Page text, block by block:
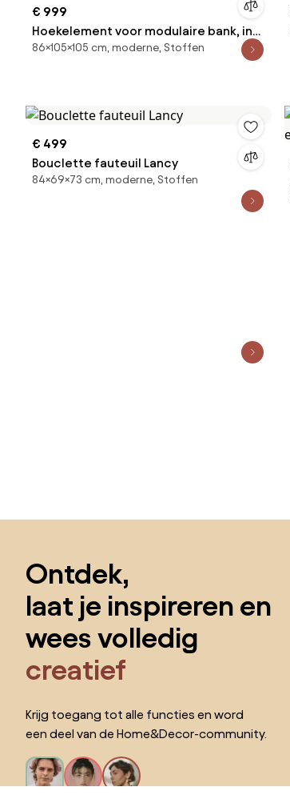
€ 999
Hoekelement voor modulaire bank, in
structuurfluweel, Malo
86×105×105 cm, moderne, Stoffen
€ 499
Bouclette fauteuil Lancy
84×69×73 cm, moderne, Stoffen
Ontdek,
laat je inspireren en
wees volledig
creatief
Krijg toegang tot alle functies en word
een deel van de Home&Decor-community.